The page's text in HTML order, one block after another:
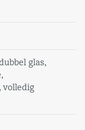
glas,
volledig